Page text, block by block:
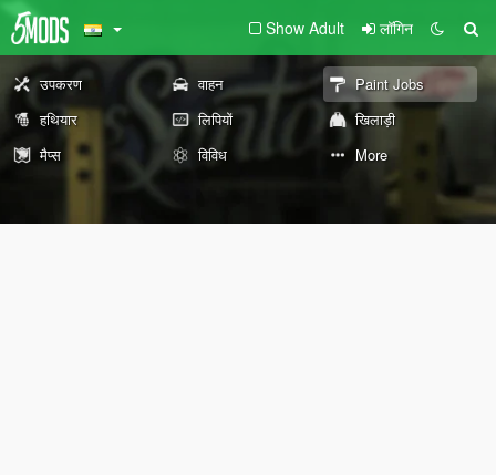
Show Adult लॉगिन
उपकरण वाहन
Paint Jobs
हथियार
लिपियों
खिलाड़ी
मैप्स
विविध More